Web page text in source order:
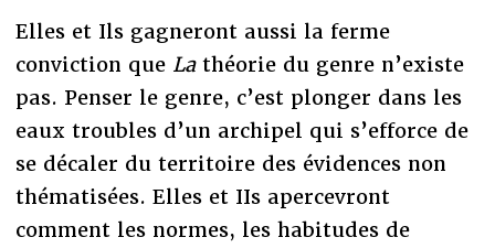
Elles et Ils gagneront aussi la ferme
conviction que Lathéorie du genre n’existe
pas. Penser le genre, c’est plonger dans les
eaux troubles d’un archipel qui s’efforce de
se décaler du territoire des évidences non
thématisées. Elles et IIs apercevront
comment les normes, les habitudes de